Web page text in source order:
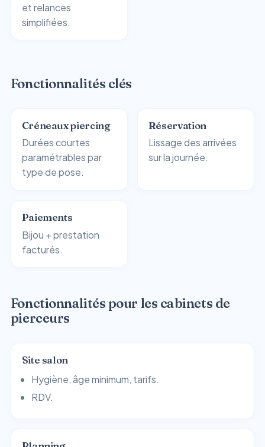
et relances
simplifiées.
Fonctionnalités clés
Créneaux piercing
Durées courtes
paramétrables par
type de pose.
Réservation
Lissage des arrivées
sur la journée.
Paiements
Bijou + prestation
facturés.
Fonctionnalités pour les cabinets de
pierceurs
Site salon
Hygiène, âge minimum, tarifs.
RDV.